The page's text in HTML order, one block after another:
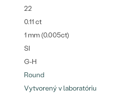
22
0.11 ct
1 mm (0.005ct)
SI
G-H
Round
Vytvorený v laboratóriu